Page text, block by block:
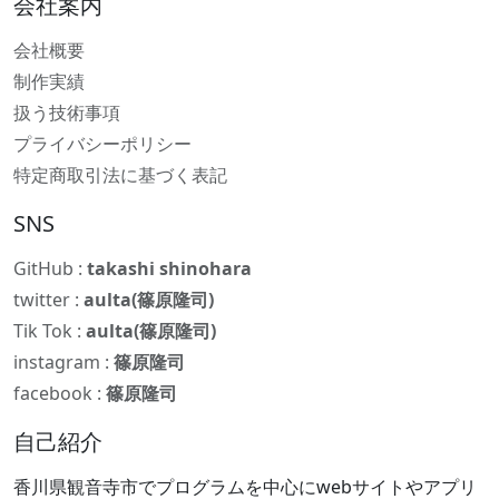
会社概要
制作実績
扱う技術事項
プライバシーポリシー
特定商取引法に基づく表記
SNS
GitHub : takashi shinohara
twitter : aulta(篠原隆司)
Tik Tok : aulta(篠原隆司)
instagram : 篠原隆司
facebook : 篠原隆司
自己紹介
香川県観音寺市でプログラムを中心にwebサイトやアプリ